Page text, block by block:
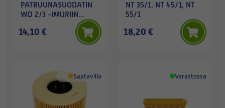
PATRUUNASUODATIN
WD 2/3 -IMURIIN
14,10 €
NT 35/1, NT 45/1, NT
55/1
18,20 €
Saatavilla Varastossa